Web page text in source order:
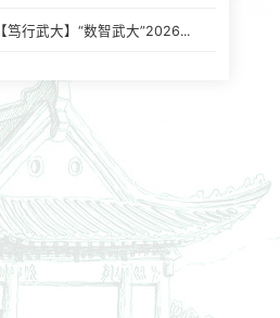
【笃行武大】“数智武大”2026...